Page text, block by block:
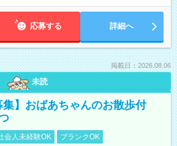
応募する 詳細へ
掲載日：2026.08.06
未読
集】おばあちゃんのお散歩付
会人未経験OK
ブランクOK